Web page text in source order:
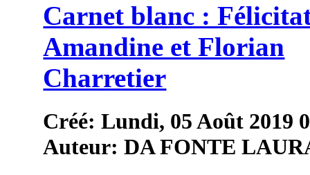
Carnet blanc :
Amandine et Florian
Charretier
Créé: Lundi, 05 Août 2019
Auteur: DA FONTE